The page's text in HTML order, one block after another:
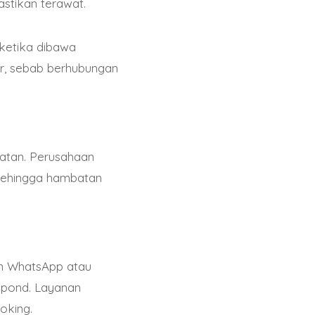
como
Ethereum en
una experiencia
terawat.
dibawa
sebab berhubungan
Perusahaan
hambatan
WhatsApp atau
Layanan